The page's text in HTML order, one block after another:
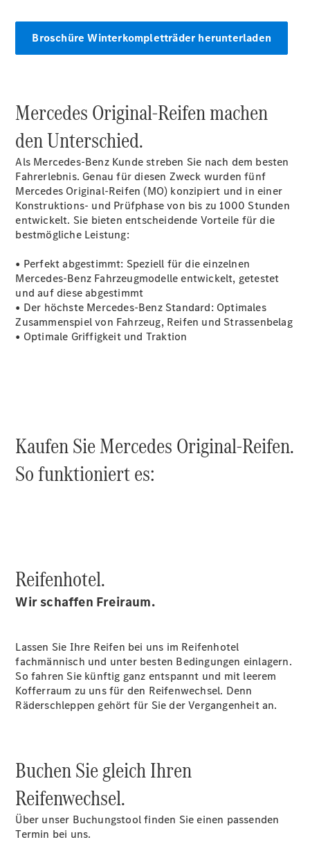
Anbieter/Datenschutz
Broschüre Winterkompletträder herunterladen
Mercedes Original-Reifen machen
den Unterschied.
Als Mercedes-Benz Kunde streben Sie nach dem besten
Fahrerlebnis. Genau für diesen Zweck wurden fünf
Mercedes Original-Reifen (MO) konzipiert und in einer
Konstruktions- und Prüfphase von bis zu 1000 Stunden
entwickelt. Sie bieten entscheidende Vorteile für die
bestmögliche Leistung:
• Perfekt abgestimmt: Speziell für die einzelnen
Mercedes-Benz Fahrzeugmodelle entwickelt, getestet
und auf diese abgestimmt
• Der höchste Mercedes-Benz Standard: Optimales
Zusammenspiel von Fahrzeug, Reifen und Strassenbelag
• Optimale Griffigkeit und Traktion
Kaufen Sie Mercedes Original-Reifen.
So funktioniert es:
Reifenhotel.
Wir schaffen Freiraum.
Lassen Sie Ihre Reifen bei uns im Reifenhotel
fachmännisch und unter besten Bedingungen einlagern.
So fahren Sie künftig ganz entspannt und mit leerem
Kofferraum zu uns für den Reifenwechsel. Denn
Räderschleppen gehört für Sie der Vergangenheit an.
Buchen Sie gleich Ihren
Reifenwechsel.
Über unser Buchungstool finden Sie einen passenden
Termin bei uns.